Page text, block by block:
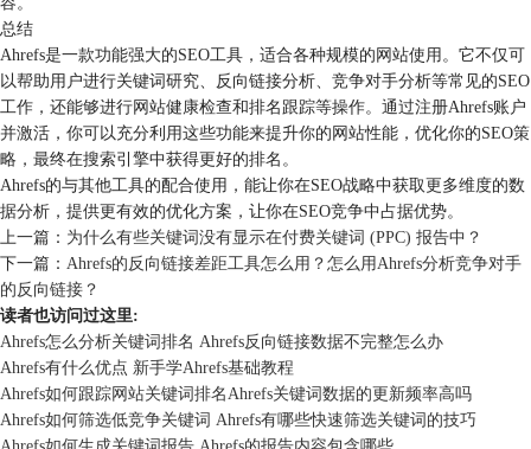
总结
Ahrefs是一款功能强大的SEO工具，适合各种规模的网站使用。它不仅可
以帮助用户进行关键词研究、反向链接分析、竞争对手分析等常见的SEO
工作，还能够进行网站健康检查和排名跟踪等操作。通过注册Ahrefs账户
并激活，你可以充分利用这些功能来提升你的网站性能，优化你的SEO策
略，最终在搜索引擎中获得更好的排名。
Ahrefs的与其他工具的配合使用，能让你在SEO战略中获取更多维度的数
据分析，提供更有效的优化方案，让你在SEO竞争中占据优势。
上一篇： 为什么有些关键词没有显示在付费关键词 (PPC) 报告中？
下一篇： Ahrefs的反向链接差距工具怎么用？怎么用Ahrefs分析竞争对手
的反向链接？
读者也访问过这里:
Ahrefs怎么分析关键词排名 Ahrefs反向链接数据不完整怎么办
Ahrefs有什么优点 新手学Ahrefs基础教程
Ahrefs如何跟踪网站关键词排名Ahrefs关键词数据的更新频率高吗
Ahrefs如何筛选低竞争关键词 Ahrefs有哪些快速筛选关键词的技巧